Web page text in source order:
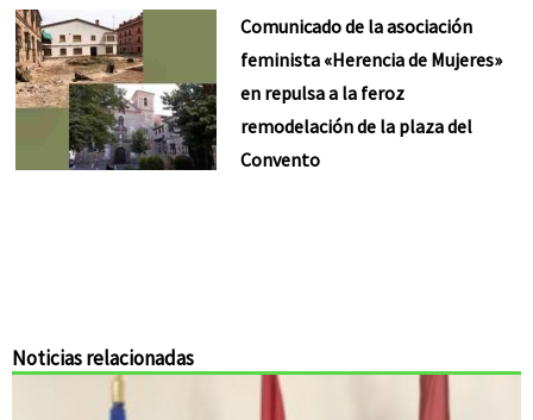
Comunicado de la asociación
feminista «Herencia de Mujeres»
en repulsa a la feroz
remodelación de la plaza del
Convento
Noticias relacionadas